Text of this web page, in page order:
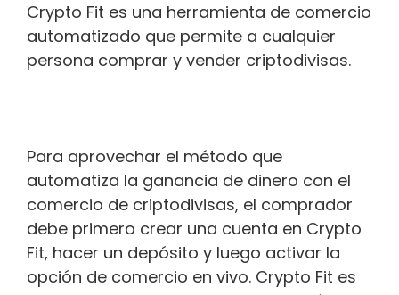
Crypto Fit es una herramienta de comercio
automatizado que permite a cualquier
persona comprar y vender criptodivisas.
Para aprovechar el método que
automatiza la ganancia de dinero con el
comercio de criptodivisas, el comprador
debe primero crear una cuenta en Crypto
Fit, hacer un depósito y luego activar la
opción de comercio en vivo. Crypto Fit es